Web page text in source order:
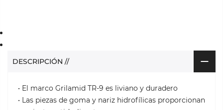
DESCRIPCIÓN //
• El marco Grilamid TR-9 es liviano y duradero
• Las piezas de goma y nariz hidrofílicas proporcionan